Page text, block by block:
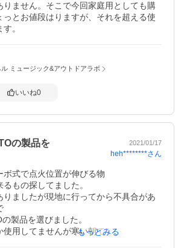
りません。そこで今回家庭用としても購
っとお値段はりますが、それを超える使
。
ミュージック&アウトドアラボ
いいね0
の製品を 2021/01/17
heh********さん
ボ式で点火位置が伸びる物
もの探してました。
りましたが現地に行ってから不具合があ
製品を選びました。
使用してませんが寒い朝でも着火は良か
もっとみる